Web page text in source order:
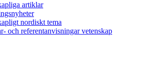
artiklar
nordiskt tema
och referentanvisningar vetenskap